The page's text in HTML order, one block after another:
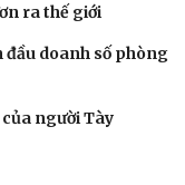
ra thế giới
đầu doanh số phòng
người Tày